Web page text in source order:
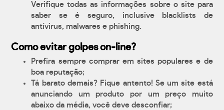
Verifique todas as informações sobre o site para
saber se é seguro, inclusive blacklists de
antívirus, malwares e phishing.
Como evitar golpes on-line?
Prefira sempre comprar em sites populares e de
boa reputação;
Tá barato demais? Fique antento! Se um site está
anunciando um produto por um preço muito
abaixo da média, você deve desconfiar;